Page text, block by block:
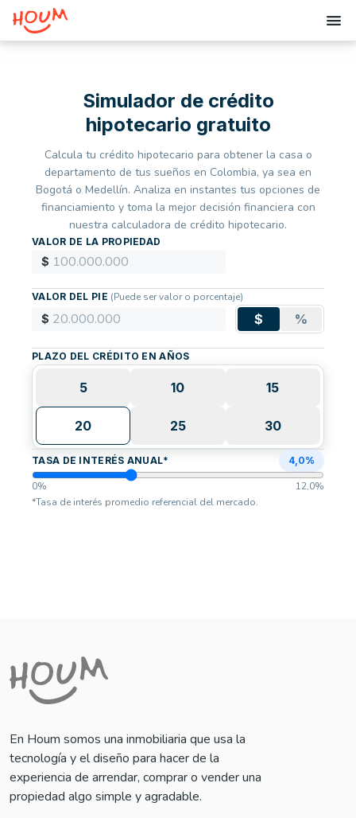
Simulador de crédito
hipotecario gratuito
Calcula tu crédito hipotecario para obtener la casa o
departamento de tus sueños en Colombia, ya sea en
Bogotá o Medellín. Analiza en instantes tus opciones de
financiamiento y toma la mejor decisión financiera con
nuestra calculadora de crédito hipotecario.
VALOR DE LA PROPIEDAD
$
VALOR DEL PIE (Puede ser valor o porcentaje)
$ $ %
PLAZO DEL CRÉDITO EN AÑOS
5 10 15
20 25 30
TASA DE INTERÉS ANUAL* 4,0%
0% 12,0%
*Tasa de interés promedio referencial del mercado.
En Houm somos una inmobiliaria que usa la
tecnología y el diseño para hacer de la
experiencia de arrendar, comprar o vender una
propiedad algo simple y agradable.